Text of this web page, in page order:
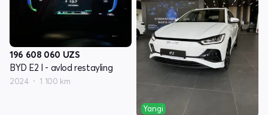
196 608 060 UZS
BYD E2 I - avlod restayling
2024 1 100 km
Yangi